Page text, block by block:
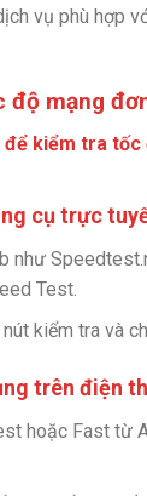
vụ phù hợp
độ mạng
để kiểm tra
cụ trực
như
Test.
kiểm tra và
trên điện
hoặc Fast từ